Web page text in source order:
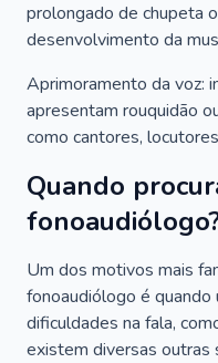
prolongado de chupeta
desenvolvimento da
Aprimoramento da voz:
apresentam rouquidão
como cantores,
Quando
Um dos motivos mais
fonoaudiólogo é quando
dificuldades na fala,
existem diversas outras